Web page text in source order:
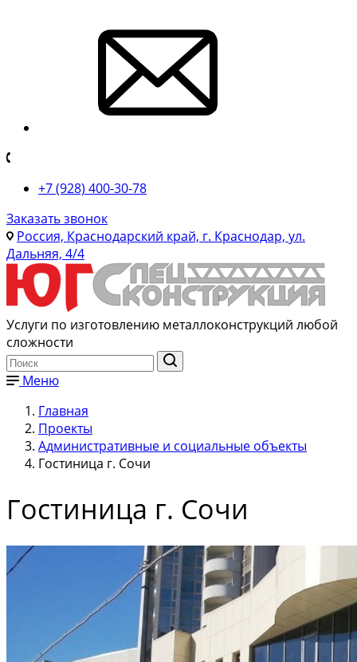
+7 (928) 400-30-78
Заказать звонок
Россия, Краснодарский край, г. Краснодар, ул.
Дальняя, 4/4
Услуги по изготовлению металлоконструкций любой
сложности
Меню
Главная
Проекты
Административные и социальные объекты
Гостиница г. Сочи
Гостиница г. Сочи